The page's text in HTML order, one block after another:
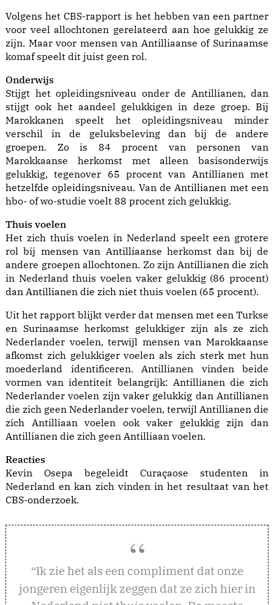
Volgens het CBS-rapport is het hebben van een partner
voor veel allochtonen gerelateerd aan hoe gelukkig ze
zijn. Maar voor mensen van Antilliaanse of Surinaamse
komaf speelt dit juist geen rol.
Onderwijs
Stijgt het opleidingsniveau onder de Antillianen, dan
stijgt ook het aandeel gelukkigen in deze groep. Bij
Marokkanen speelt het opleidingsniveau minder
verschil in de geluksbeleving dan bij de andere
groepen. Zo is 84 procent van personen van
Marokkaanse herkomst met alleen basisonderwijs
gelukkig, tegenover 65 procent van Antillianen met
hetzelfde opleidingsniveau. Van de Antillianen met een
hbo- of wo-studie voelt 88 procent zich gelukkig.
Thuis voelen
Het zich thuis voelen in Nederland speelt een grotere
rol bij mensen van Antilliaanse herkomst dan bij de
andere groepen allochtonen. Zo zijn Antillianen die zich
in Nederland thuis voelen vaker gelukkig (86 procent)
dan Antillianen die zich niet thuis voelen (65 procent).
Uit het rapport blijkt verder dat mensen met een Turkse
en Surinaamse herkomst gelukkiger zijn als ze zich
Nederlander voelen, terwijl mensen van Marokkaanse
afkomst zich gelukkiger voelen als zich sterk met hun
moederland identificeren. Antillianen vinden beide
vormen van identiteit belangrijk: Antillianen die zich
Nederlander voelen zijn vaker gelukkig dan Antillianen
die zich geen Nederlander voelen, terwijl Antillianen die
zich Antilliaan voelen ook vaker gelukkig zijn dan
Antillianen die zich geen Antilliaan voelen.
Reacties
Kevin Osepa begeleidt Curaçaose studenten in
Nederland en kan zich vinden in het resultaat van het
CBS-onderzoek.
“Ik zie het als een compliment dat onze
jongeren eigenlijk zeggen dat ze zich hier in